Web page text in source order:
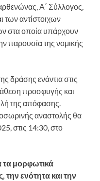
Α΄ Σύλλογος,
των αντίστοιχων
στα οποία υπάρχουν
παρουσία της νομικής
δράσης ενάντια στις
προσφυγής και
της απόφασης.
αναστολής θα
στις 14:30, στο
μορφωτικά
ενότητα και την